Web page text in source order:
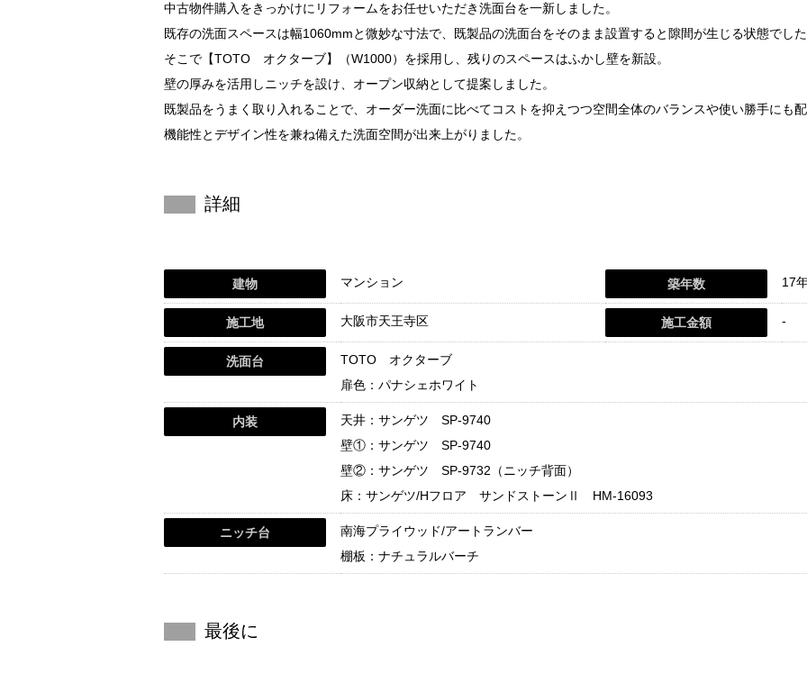
中古物件購入をきっかけにリフォームをお任せいただき洗面台を一新しました。
既存の洗面スペースは幅1060mmと微妙な寸法で、既製品の洗面台をそのまま設置すると隙間が生じる状態でし
そこで【TOTO オクターブ】（W1000）を採用し、残りのスペースはふかし壁を新設。
壁の厚みを活用しニッチを設け、オープン収納として提案しました。
既製品をうまく取り入れることで、オーダー洗面に比べてコストを抑えつつ空間全体のバランスや使い勝手にも
機能性とデザイン性を兼ね備えた洗面空間が出来上がりました。
詳細
建物 マンション 築年数 17
施工地 大阪市天王寺区 施工金額 -
洗面台
TOTO オクターブ
扉色：パナシェホワイト
内装
天井：サンゲツ SP-9740
壁①：サンゲツ SP-9740
壁②：サンゲツ SP-9732（ニッチ背面）
床：サンゲツ/Hフロア サンドストーンⅡ HM-16093
ニッチ台
南海プライウッド/アートランバー
棚板：ナチュラルバーチ
最後に